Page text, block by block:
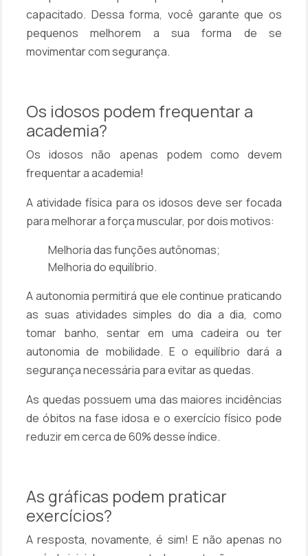
capacitado. Dessa forma, você garante que os
pequenos melhorem a sua forma de se
movimentar com segurança.
Os idosos podem frequentar a
academia?
Os idosos não apenas podem como devem
frequentar a academia!
A atividade física para os idosos deve ser focada
para melhorar a força muscular, por dois motivos:
Melhoria das funções autônomas;
Melhoria do equilíbrio.
A autonomia permitirá que ele continue praticando
as suas atividades simples do dia a dia, como
tomar banho, sentar em uma cadeira ou ter
autonomia de mobilidade. E o equilíbrio dará a
segurança necessária para evitar as quedas.
As quedas possuem uma das maiores incidências
de óbitos na fase idosa e o exercício físico pode
reduzir em cerca de 60% desse índice.
As gráficas podem praticar
exercícios?
A resposta, novamente, é sim! E não apenas no